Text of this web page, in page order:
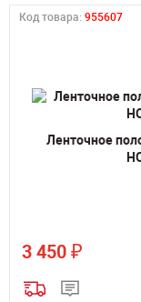
Код товара: 955607
Ленточное
3 450 ₽